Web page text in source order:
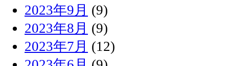
2023年9月 (9)
2023年8月 (9)
2023年7月 (12)